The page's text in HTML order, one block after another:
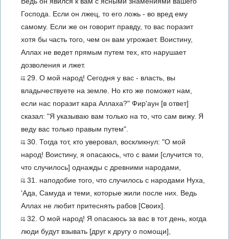
Господа. Если он лжец, то его ложь - во вред ему
самому. Если же он говорит правду, то вас поразит
хотя бы часть того, чем он вам угрожает. Воистину,
Аллах не ведет прямым путем тех, кто нарушает
дозволения и лжет.
29. О мой народ! Сегодня у вас - власть, вы
владычествуете на земле. Но кто же поможет нам,
если нас поразит кара Аллаха?" Фир'аун [в ответ]
сказал: "Я указываю вам только на то, что сам вижу. Я
веду вас только правым путем".
30. Тогда тот, кто уверовал, воскликнул: "О мой
народ! Воистину, я опасаюсь, что с вами [случится то,
что случилось] однажды с древними народами,
31. наподобие того, что случилось с народами Нуха,
'Ада, Самуда и теми, которые жили после них. Ведь
Аллах не любит притеснять рабов [Своих].
32. О мой народ! Я опасаюсь за вас в тот день, когда
люди будут взывать [друг к другу о помощи],